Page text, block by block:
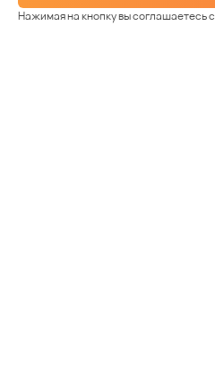
Нажимая на кнопку вы соглашаетесь с